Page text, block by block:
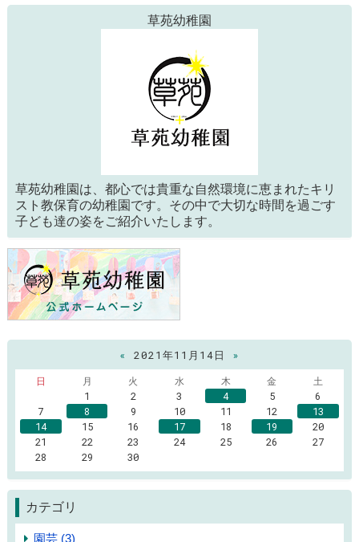
草苑幼稚園
草苑幼稚園は、都心では貴重な自然環境に恵まれたキリ
スト教保育の幼稚園です。その中で大切な時間を過ごす
子ども達の姿をご紹介いたします。
« 2021年11月14日
»
日
月 火 水 木 金
土
1
2 3 4 5
6
7
8 9 10 11 12
13
14
15 16 17 18 19
20
21
22 23 24 25 26
27
28
29 30
カテゴリ
園芸 (3)